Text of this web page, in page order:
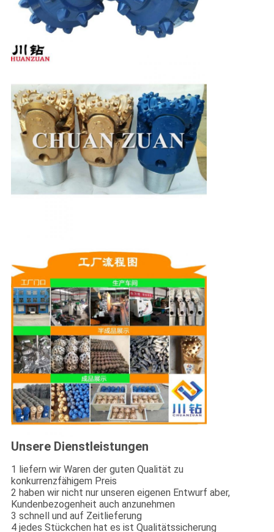
Unsere Dienstleistungen
1 liefern wir Waren der guten Qualität zu
konkurrenzfähigem Preis
2 haben wir nicht nur unseren eigenen Entwurf aber,
Kundenbezogenheit auch anzunehmen
3 schnell und auf Zeitlieferung
4 jedes Stückchen hat es ist Qualitätssicherung